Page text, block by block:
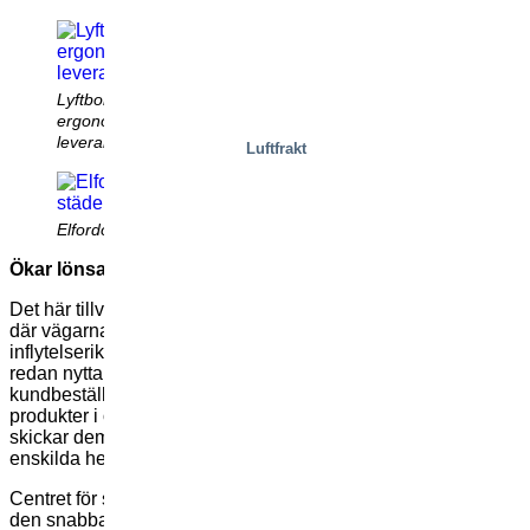
Luftfrakt
Lyftbordet placerar varorna exakt för säker och
ergonomisk överföring till elfordonet i rätt
leveransordning
Elfordon är idealiska för leveranser i trånga städer
Ökar lönsamheten i verkliga livet
Det här tillvägagångssättet har sitt ursprung i Nederländerna,
där vägarna är mycket smala och miljörörelsen är mycket
inflytelserik. “Det holländska livsmedelsföretaget Picnic drar
redan nytta av systemet”, påpekar Niklas. “De gör iordning
kundbeställningar i ett centrallager, där de separerar
produkter i omgivningstemperatur och kalla produkter, och
skickar dem till ett lämpligt sista milen-center för leverans till
enskilda hem.”
Centret för sista milen gör det möjligt för Picnic att erbjuda
den snabba service som är så viktig för färsk mat. Picnics